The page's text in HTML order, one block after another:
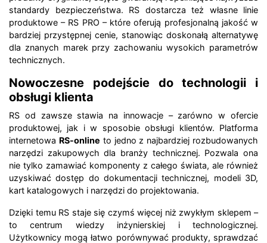
standardy bezpieczeństwa. RS dostarcza też własne linie
produktowe – RS PRO – które oferują profesjonalną jakość w
bardziej przystępnej cenie, stanowiąc doskonałą alternatywę
dla znanych marek przy zachowaniu wysokich parametrów
technicznych.
Nowoczesne podejście do technologii i
obsługi klienta
RS od zawsze stawia na innowacje – zarówno w ofercie
produktowej, jak i w sposobie obsługi klientów. Platforma
internetowa RS-online to jedno z najbardziej rozbudowanych
narzędzi zakupowych dla branży technicznej. Pozwala ona
nie tylko zamawiać komponenty z całego świata, ale również
uzyskiwać dostęp do dokumentacji technicznej, modeli 3D,
kart katalogowych i narzędzi do projektowania.
Dzięki temu RS staje się czymś więcej niż zwykłym sklepem –
to centrum wiedzy inżynierskiej i technologicznej.
Użytkownicy mogą łatwo porównywać produkty, sprawdzać